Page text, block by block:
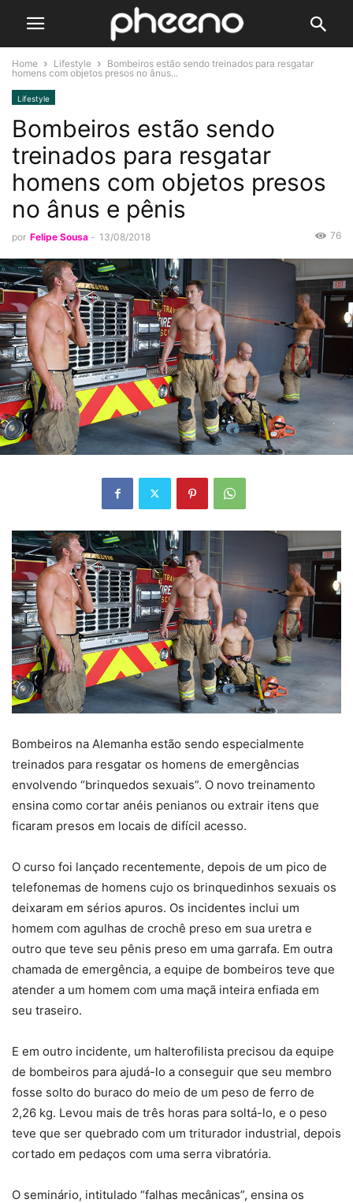
Home Lifestyle
Bombeiros estão sendo treinados para resgatar
homens com objetos presos no ânus...
Lifestyle
Bombeiros estão sendo
treinados para resgatar
homens com objetos presos
no ânus e pênis
por Felipe Sousa - 13/08/2018 76
Bombeiros na Alemanha estão sendo especialmente
treinados para resgatar os homens de emergências
envolvendo “brinquedos sexuais”. O novo treinamento
ensina como cortar anéis penianos ou extrair itens que
ficaram presos em locais de difícil acesso.
O curso foi lançado recentemente, depois de um pico de
telefonemas de homens cujo os brinquedinhos sexuais os
deixaram em sérios apuros. Os incidentes inclui um
homem com agulhas de crochê preso em sua uretra e
outro que teve seu pênis preso em uma garrafa. Em outra
chamada de emergência, a equipe de bombeiros teve que
atender a um homem com uma maçã inteira enfiada em
seu traseiro.
E em outro incidente, um halterofilista precisou da equipe
de bombeiros para ajudá-lo a conseguir que seu membro
fosse solto do buraco do meio de um peso de ferro de
2,26 kg. Levou mais de três horas para soltá-lo, e o peso
teve que ser quebrado com um triturador industrial, depois
cortado em pedaços com uma serra vibratória.
O seminário, intitulado “falhas mecânicas”, ensina os